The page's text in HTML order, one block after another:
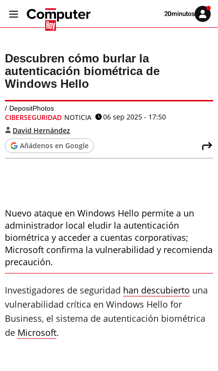
Volver
Iniciar
sesión
Descubren cómo burlar la
autenticación biométrica de
Windows Hello
DepositPhotos
CIBERSEGURIDAD NOTICIA
06 sep 2025 - 17:50
David Hernández
Añádenos en Google
Nuevo ataque en Windows Hello permite a un
administrador local eludir la autenticación
biométrica y acceder a cuentas corporativas;
Microsoft confirma la vulnerabilidad y recomienda
precaución.
Investigadores de seguridad han descubierto una
vulnerabilidad crítica en Windows Hello for
Business, el sistema de autenticación biométrica
de Microsoft.